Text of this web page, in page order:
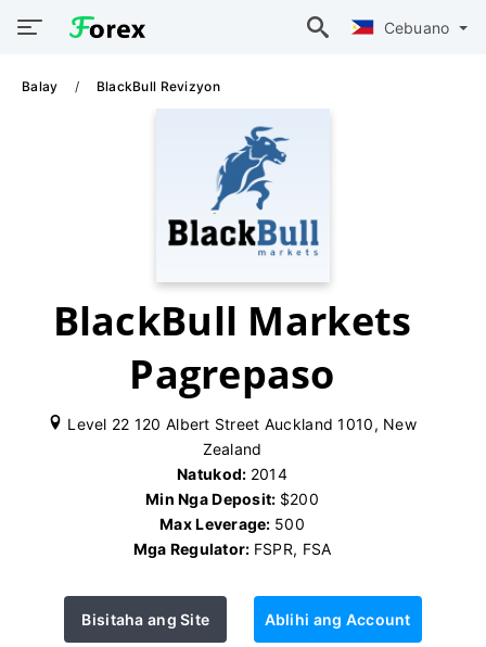
Cebuano
Balay BlackBull Revizyon
BlackBull Markets
Pagrepaso
Level 22 120 Albert Street Auckland 1010, New
Zealand
Natukod: 2014
Min Nga Deposit: $200
Max Leverage: 500
Mga Regulator: FSPR, FSA
Bisitaha ang Site Ablihi ang Account